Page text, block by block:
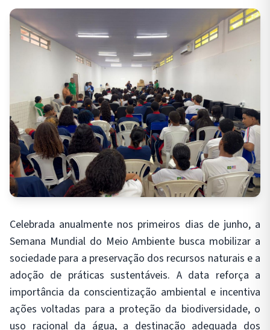
Celebrada anualmente nos primeiros dias de junho, a
Semana Mundial do Meio Ambiente busca mobilizar a
sociedade para a preservação dos recursos naturais e a
adoção de práticas sustentáveis. A data reforça a
importância da conscientização ambiental e incentiva
ações voltadas para a proteção da biodiversidade, o
uso racional da água, a destinação adequada dos